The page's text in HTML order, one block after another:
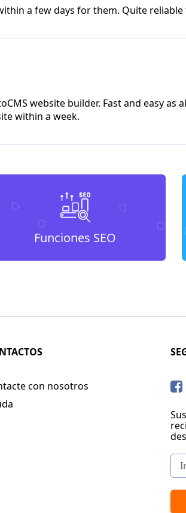
a few days for them. Quite reliable
website builder. Fast and easy as
within a week.
Funciones SEO
con nosotros